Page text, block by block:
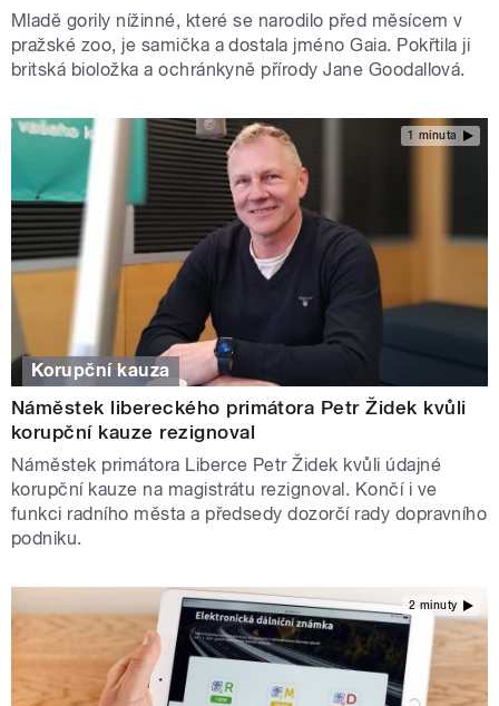
Mladě gorily nížinné, které se narodilo před měsícem v
pražské zoo, je samička a dostala jméno Gaia. Pokřtila ji
britská bioložka a ochránkyně přírody Jane Goodallová.
1 minuta
Korupční kauza
Náměstek libereckého primátora Petr Židek kvůli
korupční kauze rezignoval
Náměstek primátora Liberce Petr Židek kvůli údajné
korupční kauze na magistrátu rezignoval. Končí i ve
funkci radního města a předsedy dozorčí rady dopravního
podniku.
2 minuty